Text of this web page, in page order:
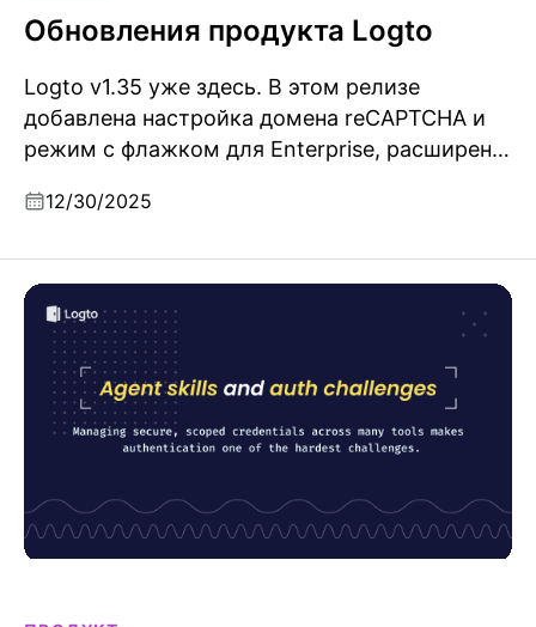
Обновления продукта Logto
Logto v1.35 уже здесь. В этом релизе
добавлена настройка домена reCAPTCHA и
режим с флажком для Enterprise, расширена
нативные приложения, а также включено
12/30/2025
Понимание навыков AI-агентов: почему
безопасность аутентификации имеет значение